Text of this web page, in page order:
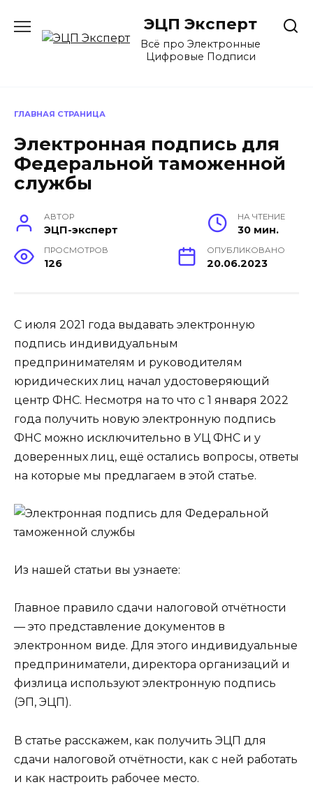
содержанию
ЭЦП Эксперт
Всё про Электронные
Цифровые Подписи
ГЛАВНАЯ СТРАНИЦА
Электронная подпись для
Федеральной таможенной
службы
АВТОР
ЭЦП-эксперт
НА ЧТЕНИЕ
30 мин.
ПРОСМОТРОВ
126
ОПУБЛИКОВАНО
20.06.2023
С июля 2021 года выдавать электронную
подпись индивидуальным
предпринимателям и руководителям
юридических лиц начал удостоверяющий
центр ФНС. Несмотря на то что с 1 января 2022
года получить новую электронную подпись
ФНС можно исключительно в УЦ ФНС и у
доверенных лиц, ещё остались вопросы, ответы
на которые мы предлагаем в этой статье.
Из нашей статьи вы узнаете:
Главное правило сдачи налоговой отчётности
— это представление документов в
электронном виде. Для этого индивидуальные
предприниматели, директора организаций и
физлица используют электронную подпись
(ЭП, ЭЦП).
В статье расскажем, как получить ЭЦП для
сдачи налоговой отчётности, как с ней работать
и как настроить рабочее место.